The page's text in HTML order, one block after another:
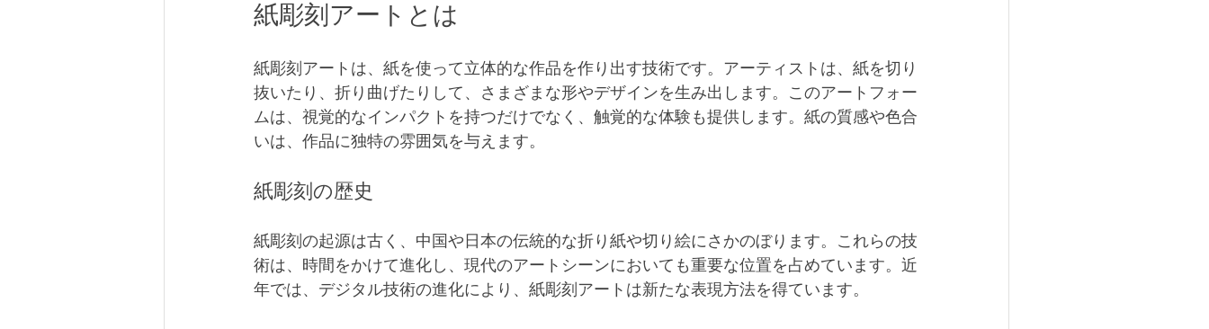
紙彫刻アートとは
紙彫刻アートは、紙を使って立体的な作品を作り出す技術です。アーティストは、紙を切り
抜いたり、折り曲げたりして、さまざまな形やデザインを生み出します。このアートフォー
ムは、視覚的なインパクトを持つだけでなく、触覚的な体験も提供します。紙の質感や色合
いは、作品に独特の雰囲気を与えます。
紙彫刻の歴史
紙彫刻の起源は古く、中国や日本の伝統的な折り紙や切り絵にさかのぼります。これらの技
術は、時間をかけて進化し、現代のアートシーンにおいても重要な位置を占めています。近
年では、デジタル技術の進化により、紙彫刻アートは新たな表現方法を得ています。